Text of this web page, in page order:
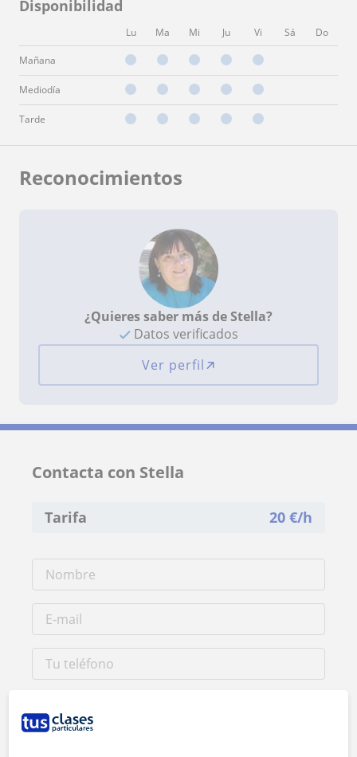
Disponibilidad
Lu Ma Mi Ju Vi Sá Do
Mañana
Mediodía
Tarde
Reconocimientos
¿Quieres saber más de Stella?
Datos verificados
Ver perfil
Contacta con Stella
Tarifa 20 €/h